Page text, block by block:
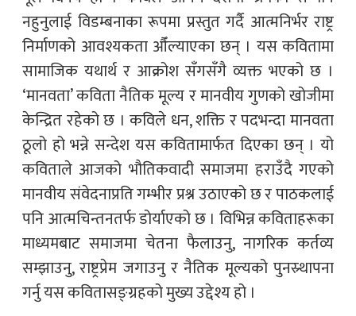
नहुनुलाई विडम्बनाका रूपमा प्रस्तुत गर्दै आत्मनिर्भर राष्ट्र
निर्माणको आवश्यकता औँल्याएका छन् । यस कवितामा
सामाजिक यथार्थ र आक्रोश सँगसँगै व्यक्त भएको छ ।
‘मानवता’ कविता नैतिक मूल्य र मानवीय गुणको खोजीमा
केन्द्रित रहेको छ । कविले धन, शक्ति र पदभन्दा मानवता
ठूलो हो भन्ने सन्देश यस कवितामार्फत दिएका छन् । यो
कविताले आजको भौतिकवादी समाजमा हराउँदै गएको
मानवीय संवेदनाप्रति गम्भीर प्रश्न उठाएको छ र पाठकलाई
पनि आत्मचिन्तनतर्फ डोर्याएको छ । विभिन्न कविताहरूका
माध्यमबाट समाजमा चेतना फैलाउनु, नागरिक कर्तव्य
सम्झाउनु, राष्ट्रप्रेम जगाउनु र नैतिक मूल्यको पुनस्र्थापना
गर्नु यस कवितासङ्ग्रहको मुख्य उद्देश्य हो ।